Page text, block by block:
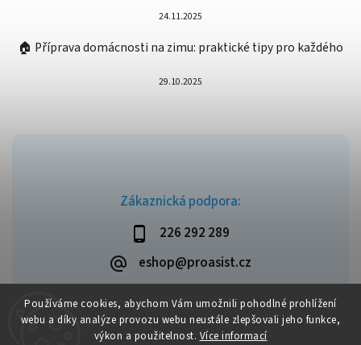
Používáme cookies, abychom Vám umožnili pohodlné prohlížení
webu a díky analýze provozu webu neustále zlepšovali jeho funkce,
výkon a použitelnost. Více informací
Zákaznická podpora:
226 292 289
eshop@proasist.cz
24.11.2025
🏠 Příprava domácnosti na zimu: praktické tipy pro každého
29.10.2025
Copyright 2026ProAsist. Všechna práva vyhrazena.